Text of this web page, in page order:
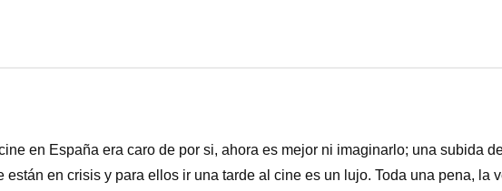
en España era caro de por si, ahora es mejor ni imaginarlo; una subida
están en crisis y para ellos ir una tarde al cine es un lujo. Toda una pena, la